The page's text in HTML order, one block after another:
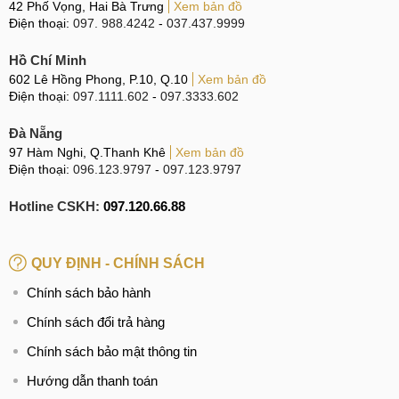
Do người dùng đánh rơi Realme C30s, va đập mạnh
Sức ép khi để điện thoại gần những nơi có nguồn
nhiệt lớn gây nứt vỡ.
Để chung Realme C30s với nhiều vật cứng trong balo,
túi xách làm trầy xước, cọ xát với bề mặt nhám.
Mặt kính bạn từng thay là lại mặt kính chất lượng kém
ở cơ sở không uy tín.
Nguyên nhân làm hỏng mặt kính
Quy trình ép kính Realme C30s
Trong trường hợp mặt kính của Realme C30s bị hỏng, Quý
khách cần nhanh chóng tìm tới các trung tâm sửa chữa uy
tín để nhận được dịch vụ tốt nhất. Quý khách có thể tham
42 Phố Vọng, Hai Bà Trưng
Xem bản đồ
Điện thoại: 097. 988.4242 - 037.437.9999
Hồ Chí Minh
602 Lê Hồng Phong, P.10, Q.10
Xem bản đồ
Điện thoại: 097.1111.602 - 097.3333.602
Đà Nẵng
97 Hàm Nghi, Q.Thanh Khê
Xem bản đồ
Điện thoại: 096.123.9797 - 097.123.9797
Hotline CSKH: 097.120.66.88
QUY ĐỊNH - CHÍNH SÁCH
Chính sách bảo hành
Chính sách đổi trả hàng
Chính sách bảo mật thông tin
Hướng dẫn thanh toán